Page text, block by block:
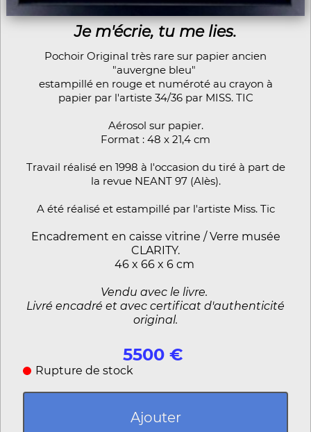
Je m'écrie, tu me lies.
Pochoir Original très rare sur papier ancien
"auvergne bleu"
estampillé en rouge et numéroté au crayon à
papier par l'artiste 34/36 par MISS. TIC
Aérosol sur papier.
Format : 48 x 21,4 cm
Travail réalisé en 1998 à l'occasion du tiré à part de
la revue NEANT 97 (Alès).
A été réalisé et estampillé par l'artiste Miss. Tic
Encadrement en caisse vitrine / Verre musée
CLARITY.
46 x 66 x 6 cm
Vendu avec le livre.
Livré encadré et avec certificat d'authenticité
original.
5500 €
Rupture de stock
Ajouter